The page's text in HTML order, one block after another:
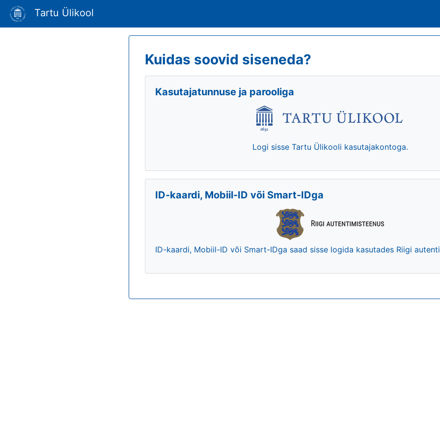
Tartu Ülikool
Kuidas soovid siseneda?
Kasutajatunnuse ja parooliga
Logi sisse Tartu Ülikooli kasutajakontoga.
ID-kaardi, Mobiil-ID või Smart-IDga
ID-kaardi, Mobiil-ID või Smart-IDga saad sisse logida kasutades Riigi